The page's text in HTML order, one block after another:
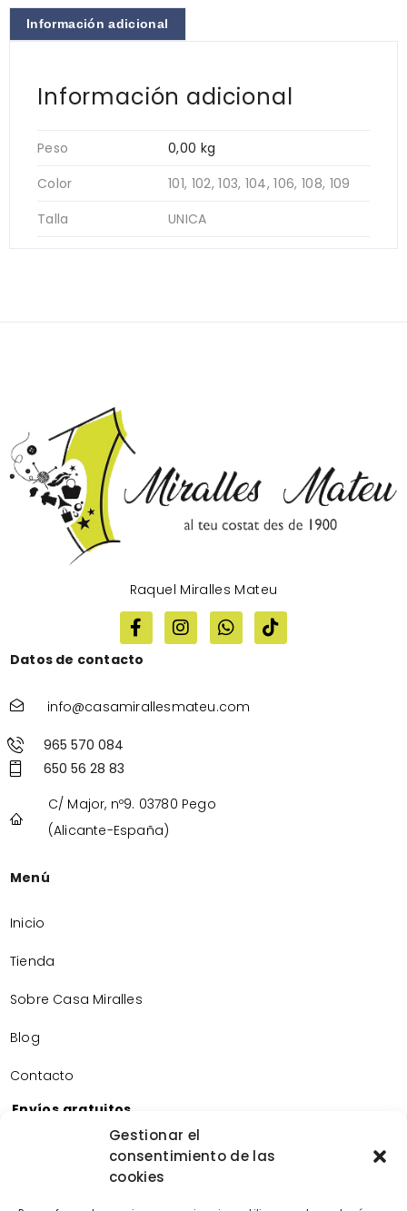
Gestionar el
consentimiento de las
cookies
Información adicional
Información adicional
Peso
0,00 kg
Color
101, 102, 103, 104, 106, 108, 109
Talla
UNICA
Raquel Miralles Mateu
Datos de contacto
info@casamirallesmateu.com
965 570 084
650 56 28 83
C/ Major, nº9. 03780 Pego
(Alicante-España)
Menú
Inicio
Tienda
Sobre Casa Miralles
Blog
Contacto
Envíos gratuitos
Envíos gratuitos por la compra de más de 60€.
Devoluciones gratuitas
Devoluciones gratuitas en nuestra tienda física.